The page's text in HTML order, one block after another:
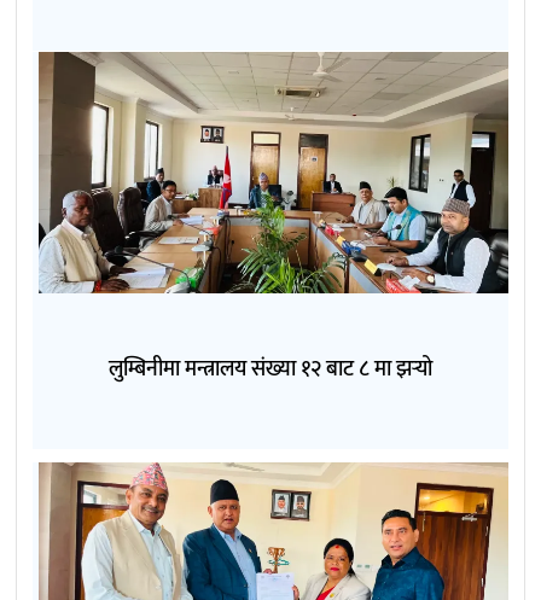
लुम्बिनीमा मन्त्रालय संख्या १२ बाट ८ मा झर्‍यो